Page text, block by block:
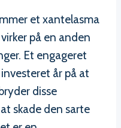
et xantelasma
på en anden
Et engageret
år på at
disse
skade den sarte